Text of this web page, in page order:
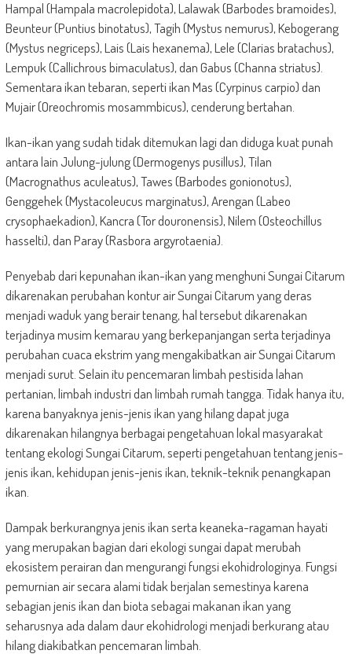
Hampal (Hampala macrolepidota), Lalawak (Barbodes bramoides),
Beunteur (Puntius binotatus), Tagih (Mystus nemurus), Kebogerang
(Mystus negriceps), Lais (Lais hexanema), Lele (Clarias bratachus),
Lempuk (Callichrous bimaculatus), dan Gabus (Channa striatus).
Sementara ikan tebaran, seperti ikan Mas (Cyrpinus carpio) dan
Mujair (Oreochromis mosammbicus), cenderung bertahan.
Ikan-ikan yang sudah tidak ditemukan lagi dan diduga kuat punah
antara lain Julung-julung (Dermogenys pusillus), Tilan
(Macrognathus aculeatus), Tawes (Barbodes gonionotus),
Genggehek (Mystacoleucus marginatus), Arengan (Labeo
crysophaekadion), Kancra (Tor douronensis), Nilem (Osteochillus
hasselti), dan Paray (Rasbora argyrotaenia).
Penyebab dari kepunahan ikan-ikan yang menghuni Sungai Citarum
dikarenakan perubahan kontur air Sungai Citarum yang deras
menjadi waduk yang berair tenang, hal tersebut dikarenakan
terjadinya musim kemarau yang berkepanjangan serta terjadinya
perubahan cuaca ekstrim yang mengakibatkan air Sungai Citarum
menjadi surut. Selain itu pencemaran limbah pestisida lahan
pertanian, limbah industri dan limbah rumah tangga. Tidak hanya itu,
karena banyaknya jenis-jenis ikan yang hilang dapat juga
dikarenakan hilangnya berbagai pengetahuan lokal masyarakat
tentang ekologi Sungai Citarum, seperti pengetahuan tentang jenis-
jenis ikan, kehidupan jenis-jenis ikan, teknik-teknik penangkapan
ikan.
Dampak berkurangnya jenis ikan serta keaneka-ragaman hayati
yang merupakan bagian dari ekologi sungai dapat merubah
ekosistem perairan dan mengurangi fungsi ekohidrologinya. Fungsi
pemurnian air secara alami tidak berjalan semestinya karena
sebagian jenis ikan dan biota sebagai makanan ikan yang
seharusnya ada dalam daur ekohidrologi menjadi berkurang atau
hilang diakibatkan pencemaran limbah.